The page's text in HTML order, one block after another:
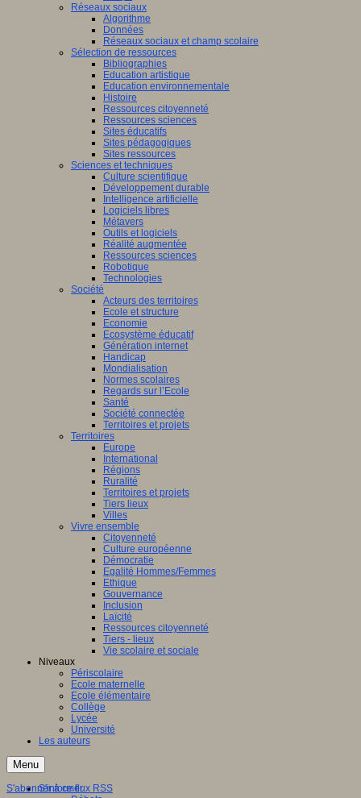
Réseaux sociaux
Algorithme
Données
Réseaux sociaux et champ scolaire
Sélection de ressources
Bibliographies
Education artistique
Education environnementale
Histoire
Ressources citoyenneté
Ressources sciences
Sites éducatifs
Sites pédagogiques
Sites ressources
Sciences et techniques
Culture scientifique
Développement durable
Intelligence artificielle
Logiciels libres
Métavers
Outils et logiciels
Réalité augmentée
Ressources sciences
Robotique
Technologies
Société
Acteurs des territoires
Ecole et structure
Economie
Ecosystème éducatif
Génération internet
Handicap
Mondialisation
Normes scolaires
Regards sur l’Ecole
Santé
Société connectée
Territoires et projets
Territoires
Europe
International
Régions
Ruralité
Territoires et projets
Tiers lieux
Villes
Vivre ensemble
Citoyenneté
Culture européenne
Démocratie
Egalité Hommes/Femmes
Ethique
Gouvernance
Inclusion
Laïcité
Ressources citoyenneté
Tiers - lieux
Vie scolaire et sociale
Niveaux
Périscolaire
Ecole maternelle
Ecole élémentaire
Collège
Lycée
Université
Les auteurs
Menu
S'informer
S'abonner à ce flux RSS